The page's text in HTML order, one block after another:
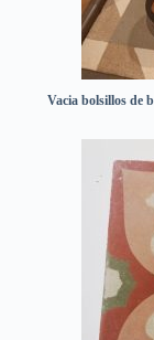
Vacia bolsillos de